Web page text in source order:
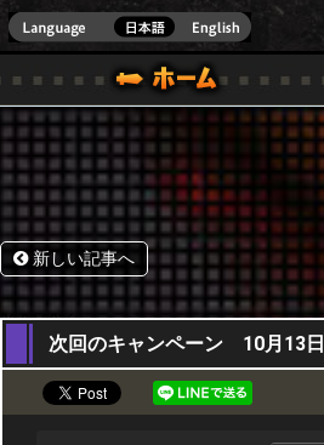
ウォーズ)公式サイト [ STEAM VER.]
新しい記事へ
29,09,2016
次回のキャンペーン 10月13日